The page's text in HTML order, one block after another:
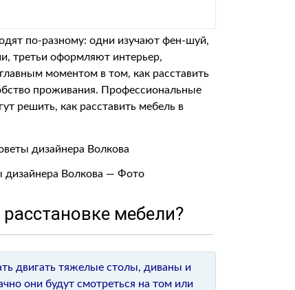
по-разному: одни изучают фен-шуй,
третьи оформляют интерьер,
моментом в том, как расставить
проживания. Профессиональные
решить, как расставить мебель в
дизайнера Волкова — Фото
мебели?
двигать тяжелые столы, диваны и
они будут смотреться на том или